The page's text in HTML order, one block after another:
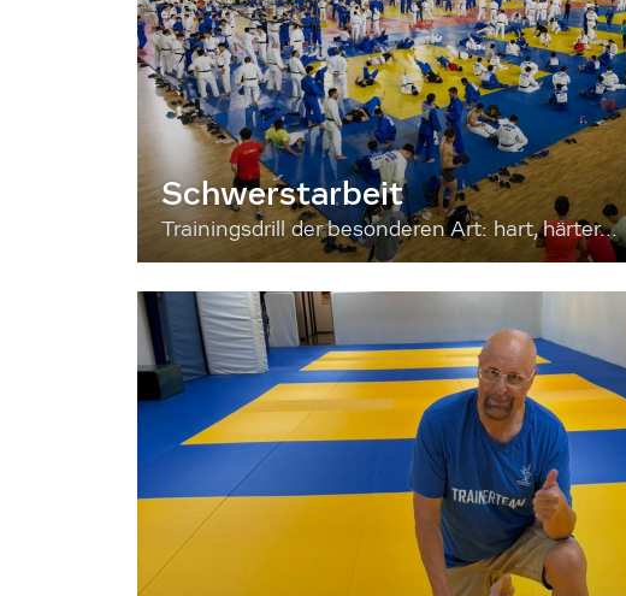
Schwerstarbeit
Trainingsdrill der besonderen Art: hart, härter...